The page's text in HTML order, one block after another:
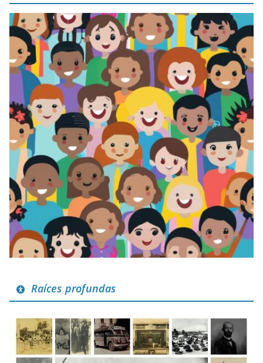
Raíces profundas